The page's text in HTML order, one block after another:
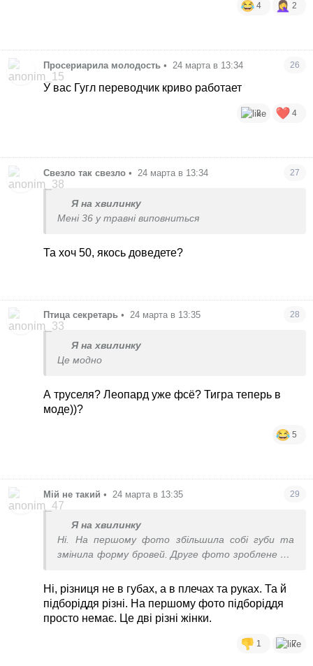
4 2
Просериарила молодость • 24 марта в 13:34 26
У вас Гугл переводчик криво работает
3 4
Свезло так свезло • 24 марта в 13:34 27
Я на хвилинку
Мені 36 у травні виповниться
Та хоч 50, якось доведете?
Птица секретарь • 24 марта в 13:35 28
Я на хвилинку
Це модно
А труселя? Леопард уже фсё? Тигра теперь в
моде))?
5
Мій не такий • 24 марта в 13:35 29
Я на хвилинку
Ні. На першому фото збільшила собі губи та
змінила форму бровей. Друге фото зроблене ще
Ні, різниця не в губах, а в плечах та руках. Та й
підборіддя різні. На першому фото підборіддя
просто немає. Це дві різні жінки.
1 7